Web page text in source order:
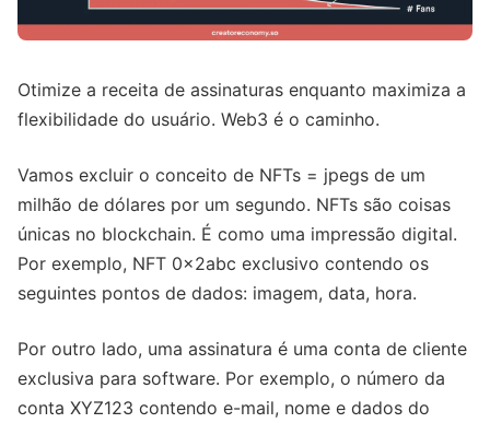
Otimize a receita de assinaturas enquanto maximiza a
flexibilidade do usuário. Web3 é o caminho.
Vamos excluir o conceito de NFTs = jpegs de um
milhão de dólares por um segundo. NFTs são coisas
únicas no blockchain. É como uma impressão digital.
Por exemplo, NFT 0x2abc exclusivo contendo os
seguintes pontos de dados: imagem, data, hora.
Por outro lado, uma assinatura é uma conta de cliente
exclusiva para software. Por exemplo, o número da
conta XYZ123 contendo e-mail, nome e dados do